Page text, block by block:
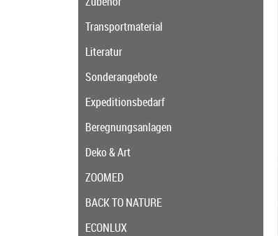
Transportmaterial
Literatur
Sonderangebote
Expeditionsbedarf
Beregnungsanlagen
Deko & Art
ZOOMED
BACK TO NATURE
ECONLUX